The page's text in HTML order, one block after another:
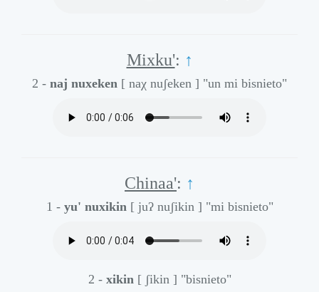
Mixku': ↑
2 - naj nuxeken [ naχ nuʃeken ] "un mi bisnieto"
Chinaa': ↑
1 - yu' nuxikin [ juʔ nuʃikin ] "mi bisnieto"
2 - xikin [ ʃikin ] "bisnieto"